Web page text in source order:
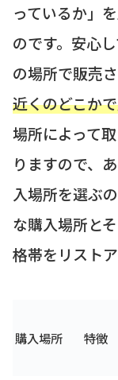
っているか」
のです。安心
の場所で販売さ
近くのどこか
場所によって
りますので、
入場所を選ぶ
な購入場所と
格帯をリスト
購入場所 特徴